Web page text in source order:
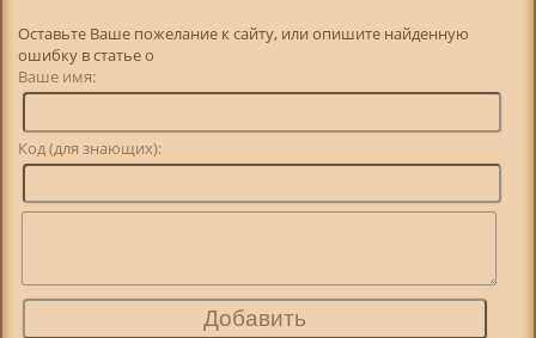
Оставьте Ваше пожелание к сайту, или опишите найденную
ошибку в статье о
Ваше имя:
Код (для знающих):